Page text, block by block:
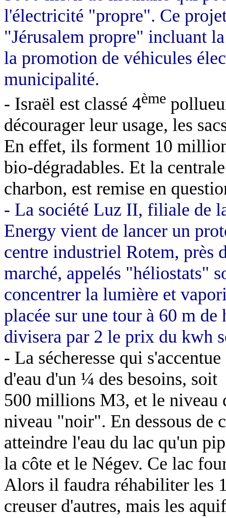
l'électricité "propre". Ce
"Jérusalem propre" incluant
la promotion de véhicules
municipalité.
- Israël est classé 4ème
décourager leur usage, les
En effet, ils forment 10
bio-dégradables. Et la
charbon, est remise en
- La société Luz II, filiale de
Energy vient de lancer un
centre industriel Rotem, près
marché, appelés "héliostats"
concentrer la lumière et
placée sur une tour à 60 m de
divisera par 2 le prix du kwh
- La sécheresse qui
d'eau d'un ¼ des besoins, soit
500 millions M3, et le niveau
niveau "noir". En dessous de
atteindre l'eau du lac qu'un
la côte et le Négev. Ce lac
Alors il faudra réhabiliter les
creuser d'autres, mais les